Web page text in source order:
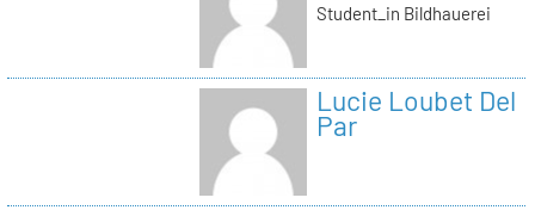
Student_in Bildhauerei
Lucie Loubet Del
Par